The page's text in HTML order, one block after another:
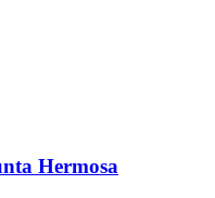
Hermosa